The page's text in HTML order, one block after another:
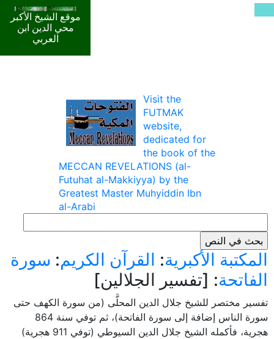
موقع الشيخ الأكبر
محي الدين ابن
العربي
Visit the
FUTMAK
website,
dedicated for
the book of the
MECCAN REVELATIONS (al-
Futuhat al-Makkiyya) by the
Greatest Master Muhyiddin Ibn
al-Arabi
المكتبة الأكبرية: القرآن الكريم: سورة
الفاتحة: [تفسير الجلالين]
تفسير مختصر للشيخ جلال الدين المحلَّى (من سورة الكهف حتى
سورة الناس إضافة إلى سورة الفاتحة)، ثم توفي سنة 864
هجرية، فأكمله الشيخ جلال الدين السيوطي (توفي 911 هجرية)